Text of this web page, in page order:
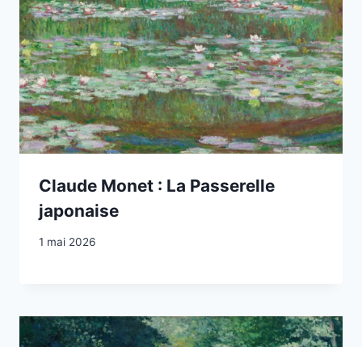
Claude Monet : La Passerelle
japonaise
1 mai 2026